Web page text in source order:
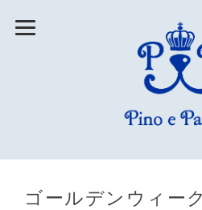
ゴールデンウィー